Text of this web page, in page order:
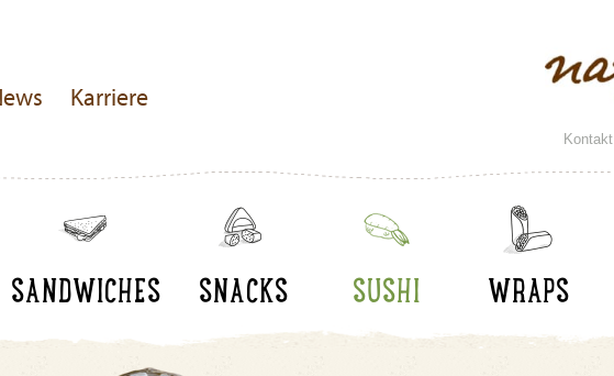
Karriere
Kontakt
SANDWICHES SNACKS SUSHI WRAPS